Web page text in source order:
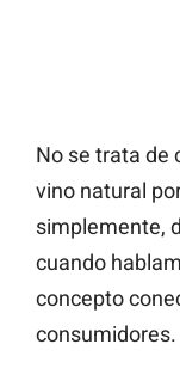
No se trata de
vino natural
simplemente,
cuando
concepto
consumidores.